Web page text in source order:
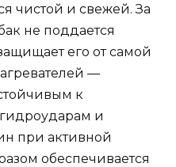
чистой и свежей. За
не поддается
его от самой
—
к
и
при активной
обеспечивается